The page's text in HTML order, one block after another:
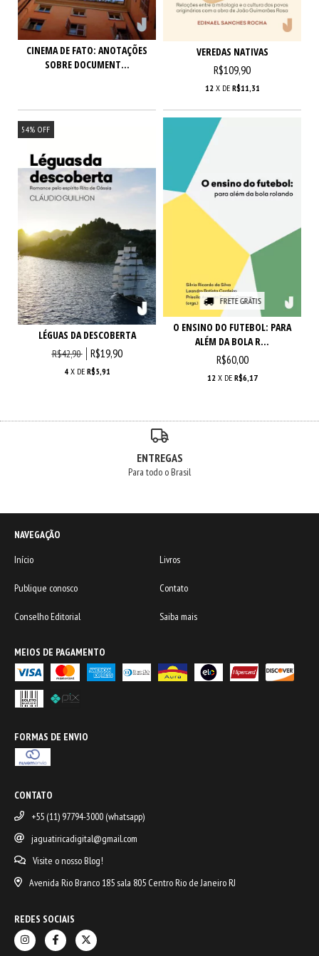
CINEMA DE FATO: ANOTAÇÕES
SOBRE DOCUMENT...
VEREDAS NATIVAS
R$109,90
12 X DE R$11,31
54% OFF
LÉGUAS DA DESCOBERTA
R$42,90 R$19,90
4 X DE R$5,91
FRETE GRÁTIS
O ENSINO DO FUTEBOL: PARA
ALÉM DA BOLA R...
R$60,00
12 X DE R$6,17
ENTREGAS
Para todo o Brasil
NAVEGAÇÃO
Início
Livros
Publique conosco Contato
Conselho Editorial Saiba mais
MEIOS DE PAGAMENTO
FORMAS DE ENVIO
CONTATO
+55 (11) 97794-3000 (whatsapp)
jaguatiricadigital@gmail.com
Visite o nosso Blog!
Avenida Rio Branco 185 sala 805 Centro Rio de Janeiro RJ
REDES SOCIAIS